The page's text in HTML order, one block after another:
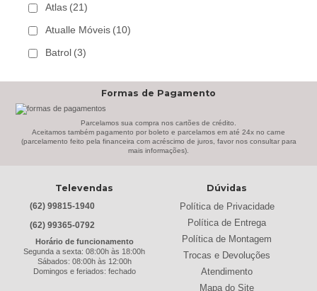
Atlas (21)
Atualle Móveis (10)
Batrol (3)
Bem Estar Clima (2)
Bem Estar Estofados (3)
Bertolini (2)
Best (9)
Braslar (6)
Formas de Pagamento
Parcelamos sua compra nos cartões de crédito.
Aceitamos também pagamento por boleto e parcelamos em até 24x no carne
(parcelamento feito pela financeira com acréscimo de juros, favor nos consultar para
mais informações).
Televendas
(62) 99815-1940
(62) 99365-0792
Horário de funcionamento
Segunda a sexta: 08:00h às 18:00h
Sábados: 08:00h às 12:00h
Domingos e feriados: fechado
Dúvidas
Política de Privacidade
Política de Entrega
Política de Montagem
Trocas e Devoluções
Atendimento
Mapa do Site